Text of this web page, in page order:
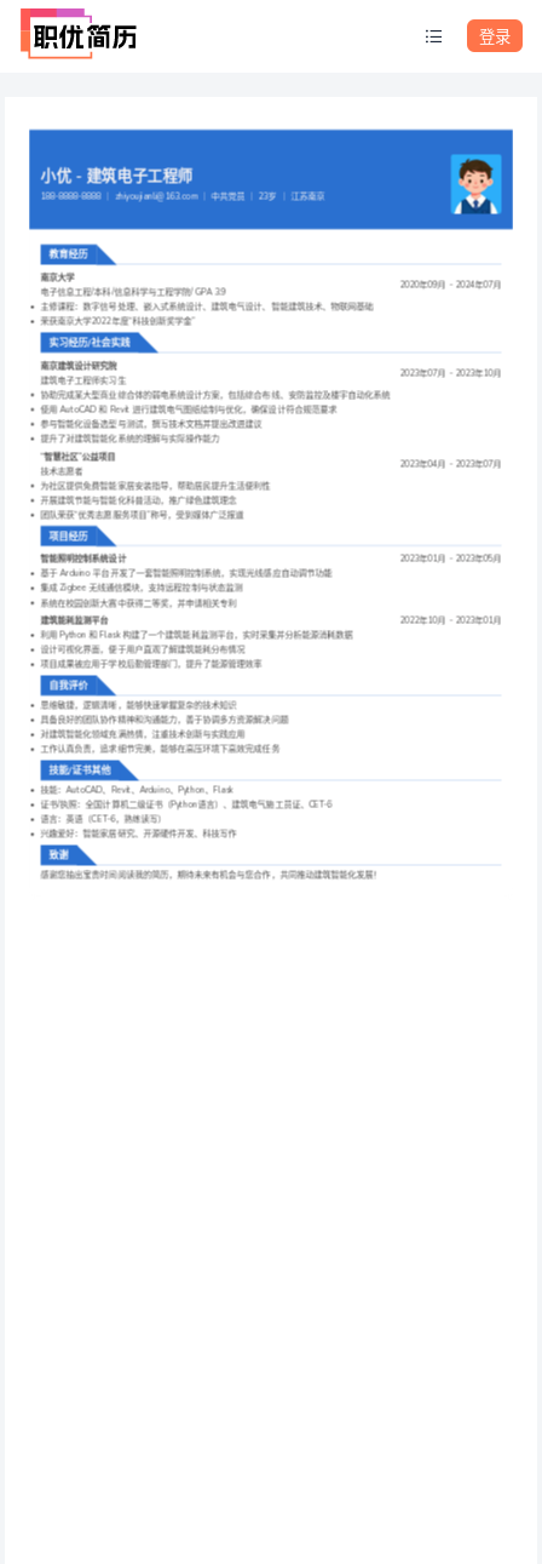
登录
小优 - 建筑电子工程师
188-8888-8888 ｜ zhiyoujianli@163.com ｜ 中共党员 ｜ 23岁 ｜ 江苏南京
教育经历
南京大学
电子信息工程/本科/信息科学与工程学院/ GPA 3.9
2020年09月 - 2024年07月
主修课程：数字信号处理、嵌入式系统设计、建筑电气设计、智能建筑技术、物联网基础
荣获南京大学2022年度“科技创新奖学金”
实习经历/社会实践
南京建筑设计研究院
建筑电子工程师实习生
2023年07月 - 2023年10月
协助完成某大型商业综合体的弱电系统设计方案，包括综合布线、安防监控及楼宇自动化系统
使用 AutoCAD 和 Revit 进行建筑电气图纸绘制与优化，确保设计符合规范要求
参与智能化设备选型与测试，撰写技术文档并提出改进建议
提升了对建筑智能化系统的理解与实际操作能力
“智慧社区”公益项目
技术志愿者
2023年04月 - 2023年07月
为社区提供免费智能家居安装指导，帮助居民提升生活便利性
开展建筑节能与智能化科普活动，推广绿色建筑理念
团队荣获“优秀志愿服务项目”称号，受到媒体广泛报道
项目经历
智能照明控制系统设计 2023年01月 - 2023年05月
基于 Arduino 平台开发了一套智能照明控制系统，实现光线感应自动调节功能
集成 Zigbee 无线通信模块，支持远程控制与状态监测
系统在校园创新大赛中获得二等奖，并申请相关专利
建筑能耗监测平台 2022年10月 - 2023年01月
利用 Python 和 Flask 构建了一个建筑能耗监测平台，实时采集并分析能源消耗数据
设计可视化界面，便于用户直观了解建筑能耗分布情况
项目成果被应用于学校后勤管理部门，提升了能源管理效率
自我评价
思维敏捷，逻辑清晰，能够快速掌握复杂的技术知识
具备良好的团队协作精神和沟通能力，善于协调多方资源解决问题
对建筑智能化领域充满热情，注重技术创新与实践应用
工作认真负责，追求细节完美，能够在高压环境下高效完成任务
技能/证书其他
技能：AutoCAD、Revit、Arduino、Python、Flask
证书/执照：全国计算机二级证书（Python语言）、建筑电气施工员证、CET-6
语言：英语（CET-6，熟练读写）
兴趣爱好：智能家居研究、开源硬件开发、科技写作
致谢
感谢您抽出宝贵时间阅读我的简历，期待未来有机会与您合作，共同推动建筑智能化发展！